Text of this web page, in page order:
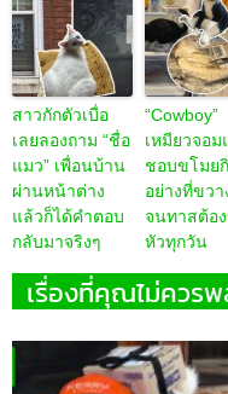
สาวกักตัวเบื่อ
เลยลองถาม “ชื่อ
แมว” เพื่อนบ้าน
ผ่านหน้าต่าง
แล้วก็ได้คำตอบ
กลับมาจริงๆ
“Cowboy”
เหมียวจอ
ชอบขโมย
อย่างที่ขว
จนทาสต้อ
หัวทุกวัน
เรื่องที่คุณไม่ควรพ